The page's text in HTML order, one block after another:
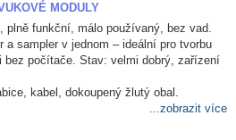
MODULY
plně funkční, málo používaný, bez vad.
a sampler v jednom – ideální pro tvorbu
bez počítače. Stav: velmi dobrý, zařízení
kabel, dokoupený žlutý obal.
...zobrazit více